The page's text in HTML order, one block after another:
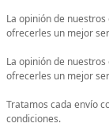
La opinión de
ofrecerles un mejor
La opinión de
ofrecerles un mejor
Tratamos cada envío
condiciones.